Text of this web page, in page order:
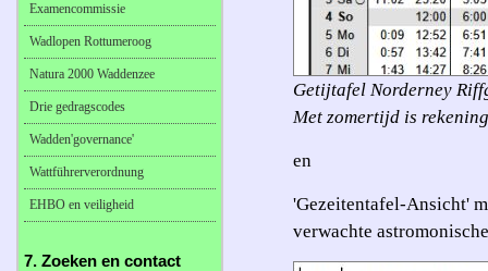
Getijtafel Norderney
Met zomertijd is
en
'Gezeitentafel-Ansicht'
verwachte
Examencommissie
Wadlopen Rottumeroog
Natura 2000 Waddenzee
Drie gedragscodes
Wadden'governance'
Wattführerverordnung
EHBO en veiligheid
7. Zoeken en contact